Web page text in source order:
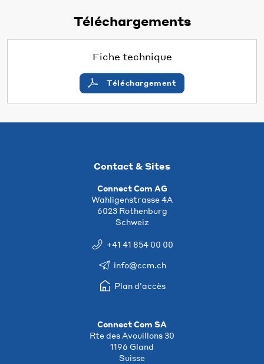
Téléchargements
Fiche technique
Téléchargement
Contact & Sites
Connect Com AG
Wahligenstrasse 4A
6023 Rothenburg
Schweiz
+41 41 854 00 00
info@ccm.ch
Plan d'accès
Connect Com SA
Rte des Avouillons 30
1196 Gland
Suisse